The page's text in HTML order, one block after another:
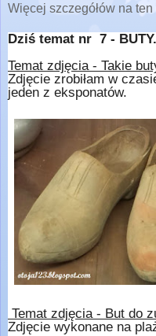
Więcej szczegółów na
Dziś temat nr 7 - BUTY.
Temat zdjęcia - Takie
Zdjęcie zrobiłam w
jeden z eksponatów.
Temat zdjęcia - But do
Zdjęcie wykonane na